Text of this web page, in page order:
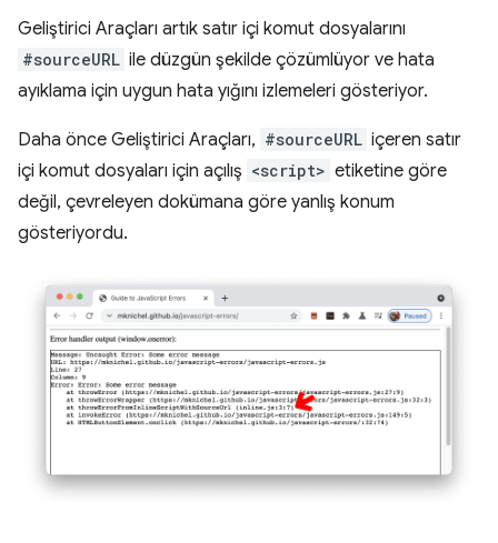
Geliştirici Araçları artık satır içi komut dosyalarını
#sourceURL ile düzgün şekilde çözümlüyor ve hata
ayıklama için uygun hata yığını izlemeleri gösteriyor.
Daha önce Geliştirici Araçları, #sourceURL içeren satır
içi komut dosyaları için açılış <script> etiketine göre
değil, çevreleyen dokümana göre yanlış konum
gösteriyordu.